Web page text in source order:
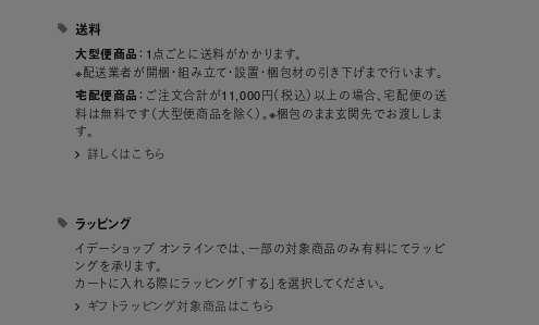
送料
大型便商品 ：1点ごとに送料がかかります。
※配送業者が開梱・組み立て・設置・梱包材の引き下げまで行います。
宅配便商品 ：ご注文合計が11,000円（税込）以上の場合、宅配便の送
料は無料です（大型便商品を除く）。※梱包のまま玄関先でお渡ししま
す。
詳しくはこちら
ラッピング
イデーショップ オンラインでは、一部の対象商品のみ有料にてラッピ
ングを承ります。
カートに入れる際にラッピング「する」を選択してください。
ギフトラッピング対象商品はこちら